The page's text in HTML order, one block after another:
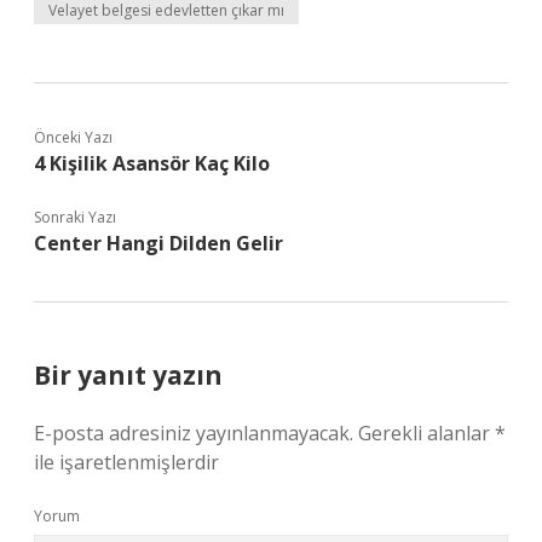
Velayet belgesi edevletten çıkar mı
Önceki Yazı
4 Kişilik Asansör Kaç Kilo
Sonraki Yazı
Center Hangi Dilden Gelir
Bir yanıt yazın
E-posta adresiniz yayınlanmayacak. Gerekli alanlar*
ile işaretlenmişlerdir
Yorum